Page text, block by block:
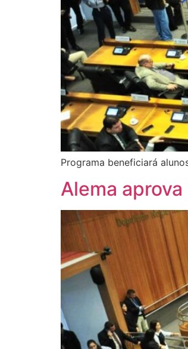
Programa beneficiará
Alema